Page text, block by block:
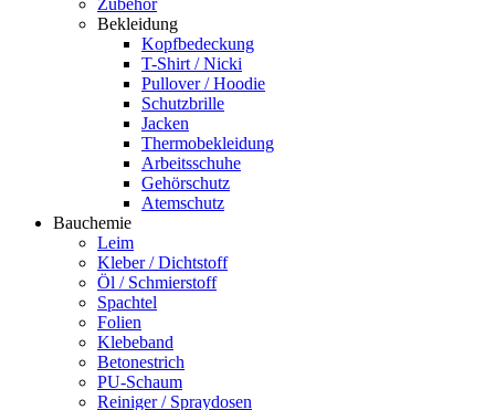
Zubehör
Bekleidung
Kopfbedeckung
T-Shirt / Nicki
Pullover / Hoodie
Schutzbrille
Jacken
Thermobekleidung
Arbeitsschuhe
Gehörschutz
Atemschutz
Bauchemie
Leim
Kleber / Dichtstoff
Öl / Schmierstoff
Spachtel
Folien
Klebeband
Betonestrich
PU-Schaum
Reiniger / Spraydosen